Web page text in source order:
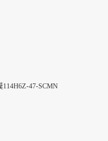
114H6Z-47-SCMN